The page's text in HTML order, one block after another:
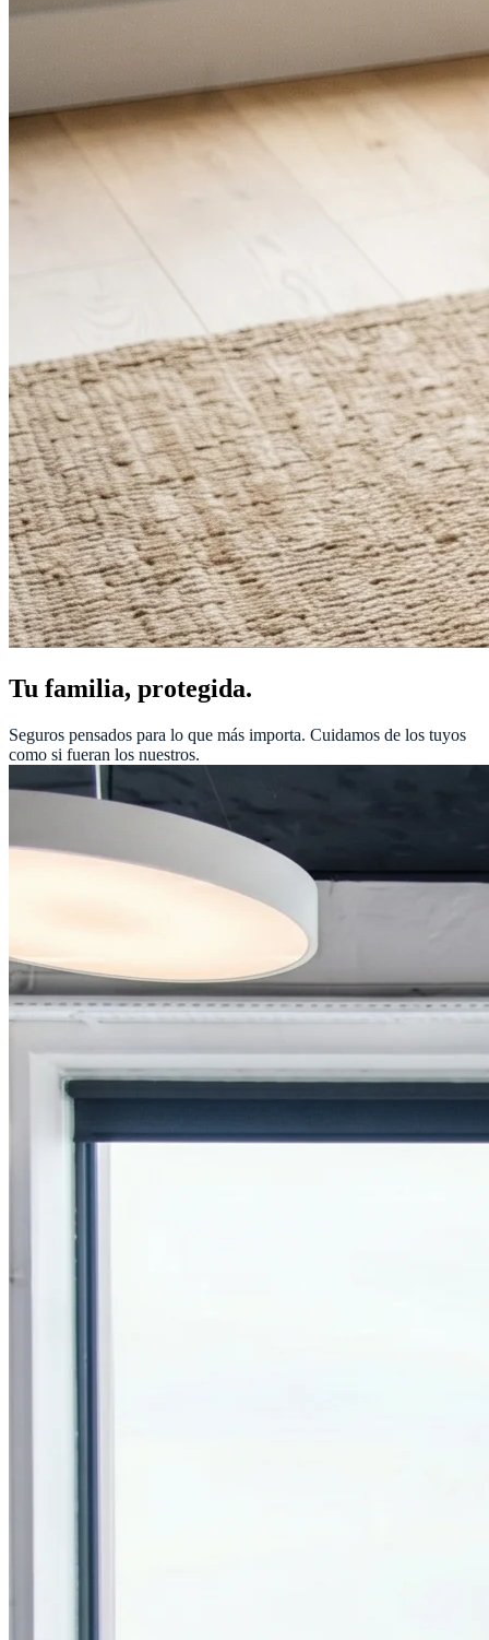
Tu familia, protegida.
Seguros pensados para lo que más importa. Cuidamos de los tuyos
como si fueran los nuestros.